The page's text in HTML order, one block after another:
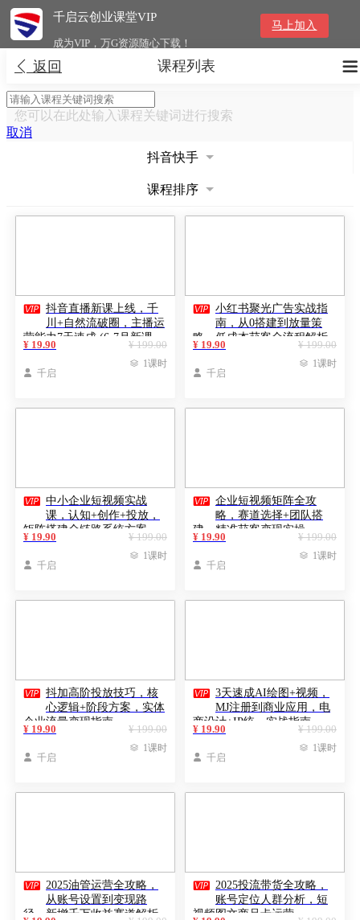
千启云创业课堂VIP
成为VIP，万G资源随心下载！
马上加入
 返回 
课程列表
您可以在此处输入课程关键词进行搜索
取消
抖音快手
课程排序
 抖音直播新课上线，千
川+自然流破圈，主播运
营能力7天速成 (6-7月新课
¥ 199.00
¥ 19.90
 千启
 1课时
 小红书聚光广告实战指
南，从0搭建到放量策
略，低成本获客全流程解析
¥ 199.00
¥ 19.90
 千启
 1课时
 中小企业短视频实战
课，认知+创作+投放，
矩阵搭建全链路系统方案
¥ 199.00
¥ 19.90
 千启
 1课时
 企业短视频矩阵全攻
略，赛道选择+团队搭
建，精准获客变现实操
¥ 199.00
¥ 19.90
 千启
 1课时
 抖加高阶投放技巧，核
心逻辑+阶段方案，实体
企业流量变现指南
¥ 199.00
¥ 19.90
 千启
 1课时
 3天速成AI绘图+视频，
MJ注册到商业应用，电
商设计+IP统一实战指南
¥ 199.00
¥ 19.90
 千启
 1课时
 2025油管运营全攻略，
从账号设置到变现路
径，新增千万收益赛道解析
 2025投流带货全攻略，
账号定位人群分析，短
视频图文商品卡运营